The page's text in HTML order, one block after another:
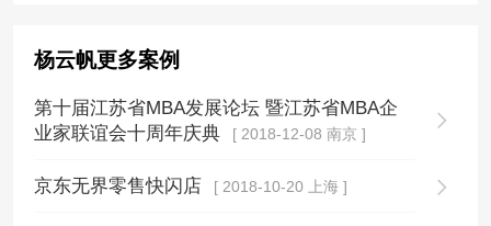
杨云帆更多案例
第十届江苏省MBA发展论坛 暨江苏省MBA企
业家联谊会十周年庆典
[ 2018-12-08 南京 ]
京东无界零售快闪店 [ 2018-10-20 上海 ]